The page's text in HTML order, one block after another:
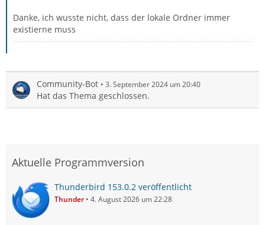
Danke, ich wusste nicht, dass der lokale Ordner immer
existierne muss
Community-Bot 3. September 2024 um 20:40
Hat das Thema geschlossen.
Aktuelle Programmversion
Thunderbird 153.0.2 veröffentlicht
Thunder 4. August 2026 um 22:28